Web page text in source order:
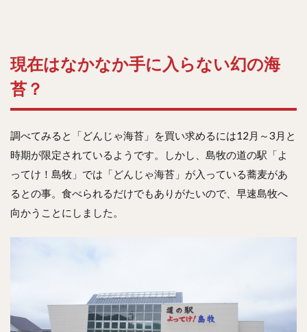
現在はなかなか手に入らない幻の海
苔？
調べてみると「どんじゃ海苔」を買い求めるには12月～3月と
時期が限定されているようです。しかし、島牧の道の駅「よ
ってけ！島牧」では「どんじゃ海苔」が入っている蕎麦があ
るとの事。食べられるだけでもありがたいので、早速島牧へ
向かうことにしました。